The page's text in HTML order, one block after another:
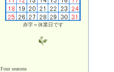
赤字＝休業日です
Four seasons